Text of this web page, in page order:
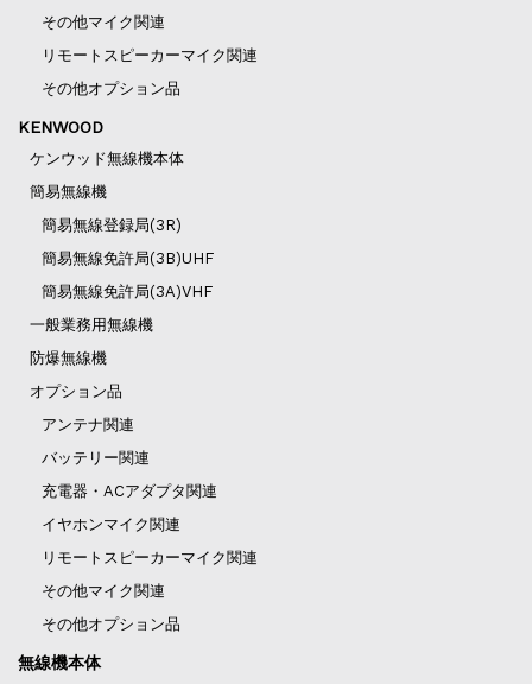
その他マイク関連
リモートスピーカーマイク関連
その他オプション品
KENWOOD
ケンウッド無線機本体
簡易無線機
簡易無線登録局(3R)
簡易無線免許局(3B)UHF
簡易無線免許局(3A)VHF
一般業務用無線機
防爆無線機
オプション品
アンテナ関連
バッテリー関連
充電器・ACアダプタ関連
イヤホンマイク関連
リモートスピーカーマイク関連
その他マイク関連
その他オプション品
無線機本体